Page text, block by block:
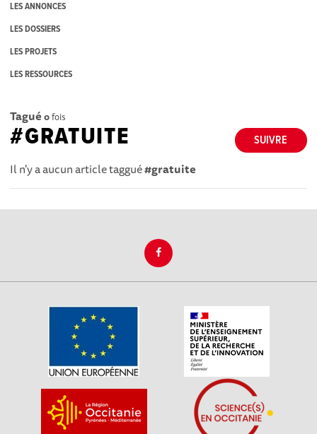
LES ANNONCES
LES DOSSIERS
LES PROJETS
LES RESSOURCES
Tagué 0fois
SUIVRE
#GRATUITE
Il n'y a aucun article taggué#gratuite